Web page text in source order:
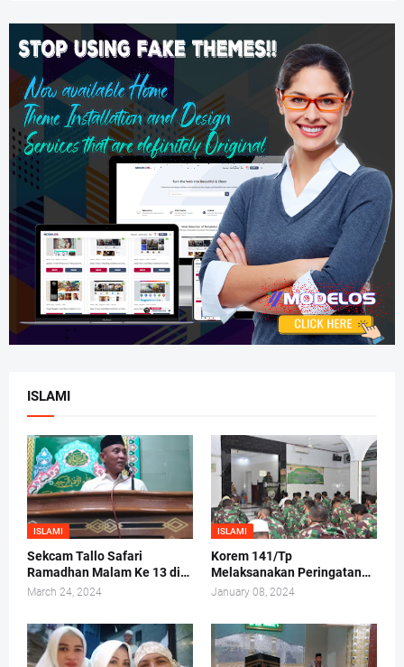
ISLAMI
ISLAMI
Sekcam Tallo Safari
Ramadhan Malam Ke 13 di
Mesjid Darul Ma'arif,
March 24, 2024
ISLAMI
Korem 141/Tp
Melaksanakan Peringatan
Maulid Nabi Muhammad
January 08, 2024